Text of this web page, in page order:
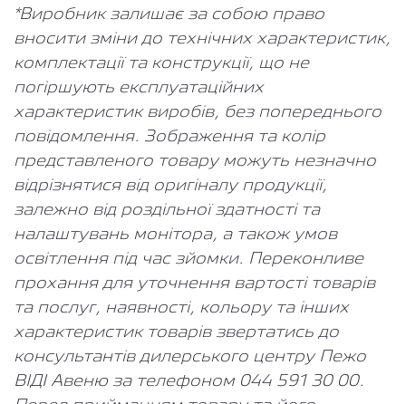
*Виробник залишає за собою право
вносити зміни до технічних характеристик,
комплектації та конструкції, що не
погіршують експлуатаційних
характеристик виробів, без попереднього
повідомлення. Зображення та колір
представленого товару можуть незначно
відрізнятися від оригіналу продукції,
залежно від роздільної здатності та
налаштувань монітора, а також умов
освітлення під час зйомки. Переконливе
прохання для уточнення вартості товарів
та послуг, наявності, кольору та інших
характеристик товарів звертатись до
консультантів дилерського центру Пежо
ВІДІ Авеню за телефоном 044 591 30 00.